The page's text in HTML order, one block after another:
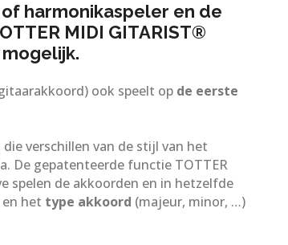
harmonikaspeler en de
MIDI GITARIST®
ook speelt op de eerste
verschillen van de stijl van het
De gepatenteerde functie TOTTER
spelen de akkoorden en in hetzelfde
het type akkoord (majeur, minor, …)